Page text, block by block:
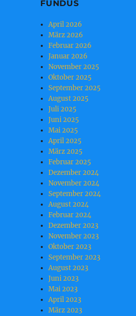
FUNDUS
April 2026
März 2026
Februar 2026
Januar 2026
November 2025
Oktober 2025
September 2025
August 2025
Juli 2025
Juni 2025
Mai 2025
April 2025
März 2025
Februar 2025
Dezember 2024
November 2024
September 2024
August 2024
Februar 2024
Dezember 2023
November 2023
Oktober 2023
September 2023
August 2023
Juni 2023
Mai 2023
April 2023
März 2023